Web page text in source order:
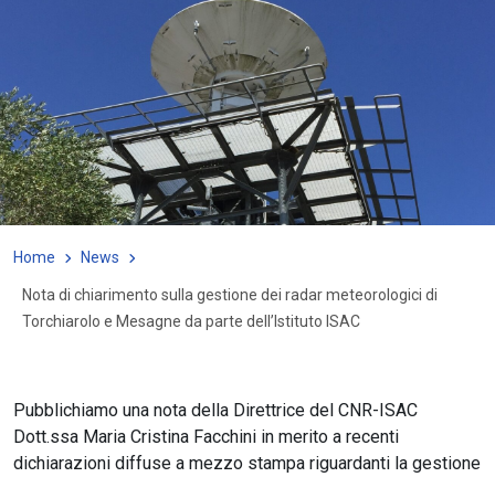
Home News
Nota di chiarimento sulla gestione dei radar meteorologici di
Torchiarolo e Mesagne da parte dell’Istituto ISAC
Pubblichiamo una nota della Direttrice del CNR-ISAC
Dott.ssa Maria Cristina Facchini in merito a recenti
dichiarazioni diffuse a mezzo stampa riguardanti la gestione